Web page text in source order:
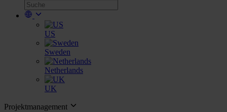
US
Sweden
Netherlands
UK
Projektmanagement